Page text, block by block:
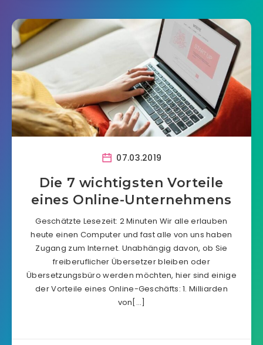
07.03.2019
Die 7 wichtigsten Vorteile
eines Online-Unternehmens
Geschätzte Lesezeit: 2 Minuten Wir alle erlauben
heute einen Computer und fast alle von uns haben
Zugang zum Internet. Unabhängig davon, ob Sie
freiberuflicher Übersetzer bleiben oder
Übersetzungsbüro werden möchten, hier sind einige
der Vorteile eines Online-Geschäfts: 1. Milliarden
von[…]